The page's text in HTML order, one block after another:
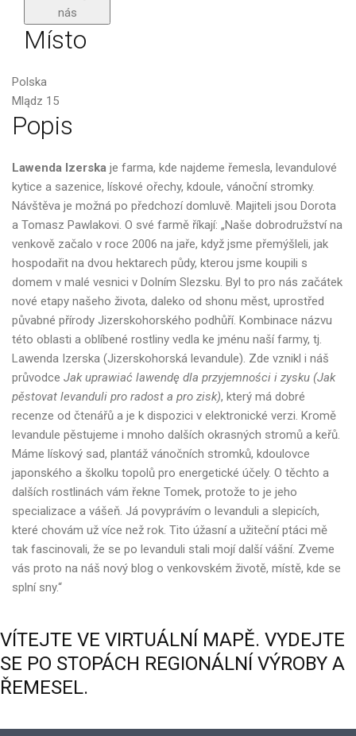
nás
Místo
Polska
Mlądz 15
Popis
Lawenda Izerska je farma, kde najdeme řemesla, levandulové
kytice a sazenice, lískové ořechy, kdoule, vánoční stromky.
Návštěva je možná po předchozí domluvě. Majiteli jsou Dorota
a Tomasz Pawlakovi. O své farmě říkají: „Naše dobrodružství na
venkově začalo v roce 2006 na jaře, když jsme přemýšleli, jak
hospodařit na dvou hektarech půdy, kterou jsme koupili s
domem v malé vesnici v Dolním Slezsku. Byl to pro nás začátek
nové etapy našeho života, daleko od shonu měst, uprostřed
půvabné přírody Jizerskohorského podhůří. Kombinace názvu
této oblasti a oblíbené rostliny vedla ke jménu naší farmy, tj.
Lawenda Izerska (Jizerskohorská levandule). Zde vznikl i náš
průvodce Jak uprawiać lawendę dla przyjemności i zysku (Jak
pěstovat levanduli pro radost a pro zisk), který má dobré
recenze od čtenářů a je k dispozici v elektronické verzi. Kromě
levandule pěstujeme i mnoho dalších okrasných stromů a keřů.
Máme lískový sad, plantáž vánočních stromků, kdoulovce
japonského a školku topolů pro energetické účely. O těchto a
dalších rostlinách vám řekne Tomek, protože to je jeho
specializace a vášeň. Já povyprávím o levanduli a slepicích,
které chovám už více než rok. Tito úžasní a užiteční ptáci mě
tak fascinovali, že se po levanduli stali mojí další vášní. Zveme
vás proto na náš nový blog o venkovském životě, místě, kde se
splní sny.“
VÍTEJTE VE VIRTUÁLNÍ MAPĚ. VYDEJTE
SE PO STOPÁCH REGIONÁLNÍ VÝROBY A
ŘEMESEL.